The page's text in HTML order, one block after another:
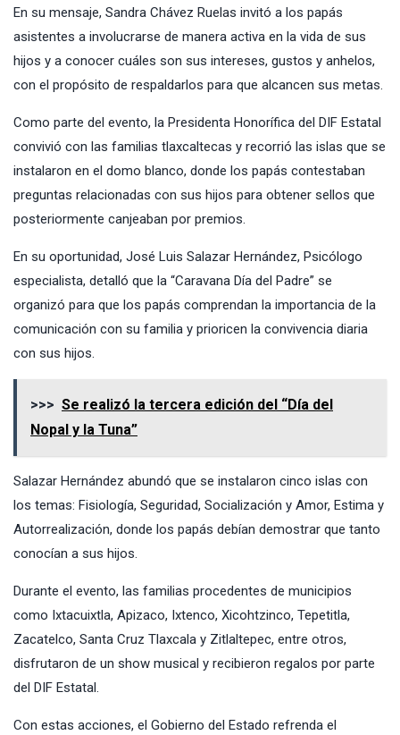
En su mensaje, Sandra Chávez Ruelas invitó a los papás
asistentes a involucrarse de manera activa en la vida de sus
hijos y a conocer cuáles son sus intereses, gustos y anhelos,
con el propósito de respaldarlos para que alcancen sus metas.
Como parte del evento, la Presidenta Honorífica del DIF Estatal
convivió con las familias tlaxcaltecas y recorrió las islas que se
instalaron en el domo blanco, donde los papás contestaban
preguntas relacionadas con sus hijos para obtener sellos que
posteriormente canjeaban por premios.
En su oportunidad, José Luis Salazar Hernández, Psicólogo
especialista, detalló que la “Caravana Día del Padre” se
organizó para que los papás comprendan la importancia de la
comunicación con su familia y prioricen la convivencia diaria
con sus hijos.
>>> Se realizó la tercera edición del “Día del
Nopal y la Tuna”
Salazar Hernández abundó que se instalaron cinco islas con
los temas: Fisiología, Seguridad, Socialización y Amor, Estima y
Autorrealización, donde los papás debían demostrar que tanto
conocían a sus hijos.
Durante el evento, las familias procedentes de municipios
como Ixtacuixtla, Apizaco, Ixtenco, Xicohtzinco, Tepetitla,
Zacatelco, Santa Cruz Tlaxcala y Zitlaltepec, entre otros,
disfrutaron de un show musical y recibieron regalos por parte
del DIF Estatal.
Con estas acciones, el Gobierno del Estado refrenda el